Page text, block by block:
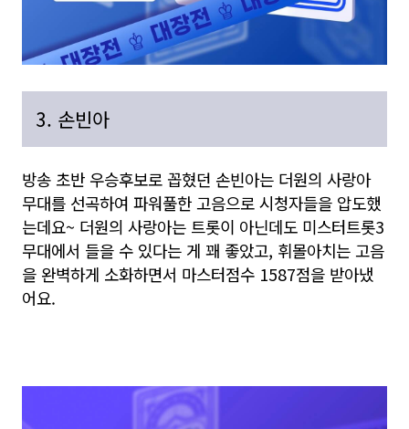
3. 손빈아
방송 초반 우승후보로 꼽혔던 손빈아는 더원의 사랑아
무대를 선곡하여 파워풀한 고음으로 시청자들을 압도했
는데요~ 더원의 사랑아는 트롯이 아닌데도 미스터트롯3
무대에서 들을 수 있다는 게 꽤 좋았고, 휘몰아치는 고음
을 완벽하게 소화하면서 마스터점수 1587점을 받아냈
어요.